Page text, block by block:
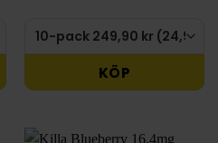
KÖP